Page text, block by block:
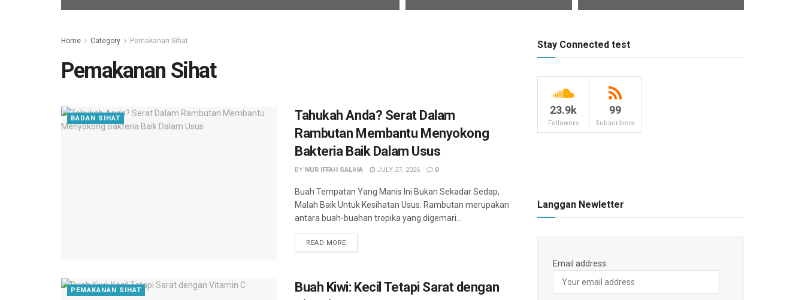
Home Category Pemakanan Sihat
Pemakanan Sihat
BADAN SIHAT
Tahukah Anda? Serat Dalam
Rambutan Membantu Menyokong
Bakteria Baik Dalam Usus
BY NUR IFFAH SALIHA JULY 27, 2026 0
Buah Tempatan Yang Manis Ini Bukan Sekadar Sedap,
Malah Baik Untuk Kesihatan Usus. Rambutan merupakan
antara buah-buahan tropika yang digemari...
READ MORE
PEMAKANAN SIHAT
Buah Kiwi: Kecil Tetapi Sarat dengan
Stay Connected test
23.9k
Followers
99
Subscribers
Langgan Newletter
Email address: